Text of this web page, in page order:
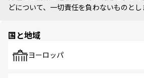
どについて、一切責任を負わないものとし
国と地域
ヨーロッパ